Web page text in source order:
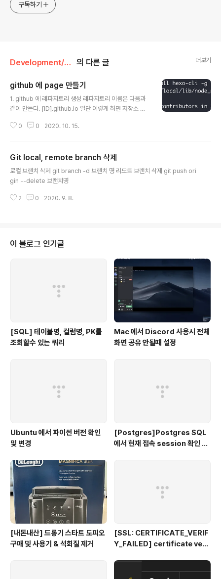
구독하기
Development/Git 의 다른 글 더보기
github 에 page 만들기
1. github 에 레파지토리 생성 레파지토리 이름은 다음과
같이 만든다. [ID].github.io 일단 이렇게 하면 저장소 준
어있다고 가정한다.) - hexo-cli 설치 (혹시 권한 관련 Err
는 기존에 있던것은 안되고 새로 생성하거나 그냥 이름을
적으면 자동으로 생성해준다. 실제 폴더에 들어가면 아래
와 같이 구성이 되어있다. - _config.yml 파일 설정 하기
명 : 자신에게 맞게 설정해주면 된다.) title: He..
0 0 2020. 10. 15.
Git local, remote branch 삭제
로컬 브랜치 삭제 git branch -d 브랜치 명 리모트 브랜치 삭제 git push ori
gin --delete 브랜치명
2 0 2020. 9. 8.
이 블로그 인기글
[SQL] 테이블명, 컬럼명, PK를
조회할수 있는 쿼리
Mac 에서 Discord 사용시 전체
화면 공유 안될때 설정
Ubuntu 에서 파이썬 버전 확인
및 변경
[Postgres]Postgres SQL
에서 현재 접속 session 확인 및
[내돈내산] 드롱기 스타트 도피오
구매 및 사용기 & 석회질 제거
[SSL: CERTIFICATE_VERIF
Y_FAILED] certificate veri
al issuer certificate